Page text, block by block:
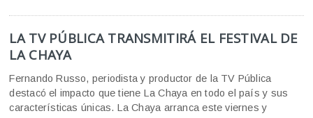
LA TV PÚBLICA TRANSMITIRÁ EL FESTIVAL DE
LA CHAYA
Fernando Russo, periodista y productor de la TV Pública
destacó el impacto que tiene La Chaya en todo el país y sus
características únicas. La Chaya arranca este viernes y